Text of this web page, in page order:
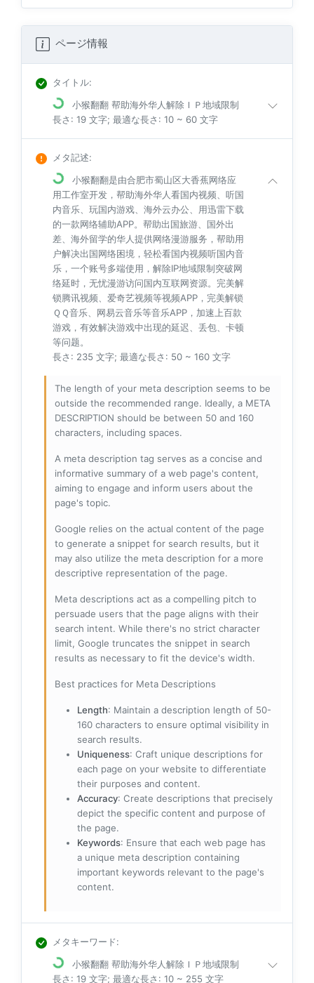
ページ情報
タイトル:
小猴翻翻 帮助海外华人解除ＩＰ地域限制
長さ: 19 文字; 最適な長さ: 10 ~ 60 文字
メタ記述:
小猴翻翻是由合肥市蜀山区大香蕉网络应
用工作室开发，帮助海外华人看国内视频、听国
内音乐、玩国内游戏、海外云办公、用迅雷下载
的一款网络辅助APP。帮助出国旅游、国外出
差、海外留学的华人提供网络漫游服务，帮助用
户解决出国网络困境，轻松看国内视频听国内音
乐，一个账号多端使用，解除IP地域限制突破网
络延时，无忧漫游访问国内互联网资源。完美解
锁腾讯视频、爱奇艺视频等视频APP，完美解锁
ＱＱ音乐、网易云音乐等音乐APP，加速上百款
游戏，有效解决游戏中出现的延迟、丢包、卡顿
等问题。
長さ: 235 文字; 最適な長さ: 50 ~ 160 文字
The length of your meta description seems to be
outside the recommended range. Ideally, a META
DESCRIPTION should be between 50 and 160
characters, including spaces.
A meta description tag serves as a concise and
informative summary of a web page's content,
aiming to engage and inform users about the
page's topic.
Google relies on the actual content of the page
to generate a snippet for search results, but it
may also utilize the meta description for a more
descriptive representation of the page.
Meta descriptions act as a compelling pitch to
persuade users that the page aligns with their
search intent. While there's no strict character
limit, Google truncates the snippet in search
results as necessary to fit the device's width.
Best practices for Meta Descriptions
Length: Maintain a description length of 50-
160 characters to ensure optimal visibility in
search results.
Uniqueness: Craft unique descriptions for
each page on your website to differentiate
their purposes and content.
Accuracy: Create descriptions that precisely
depict the specific content and purpose of
the page.
Keywords: Ensure that each web page has
a unique meta description containing
important keywords relevant to the page's
content.
メタキーワード:
小猴翻翻 帮助海外华人解除ＩＰ地域限制
長さ: 19 文字; 最適な長さ: 10 ~ 255 文字